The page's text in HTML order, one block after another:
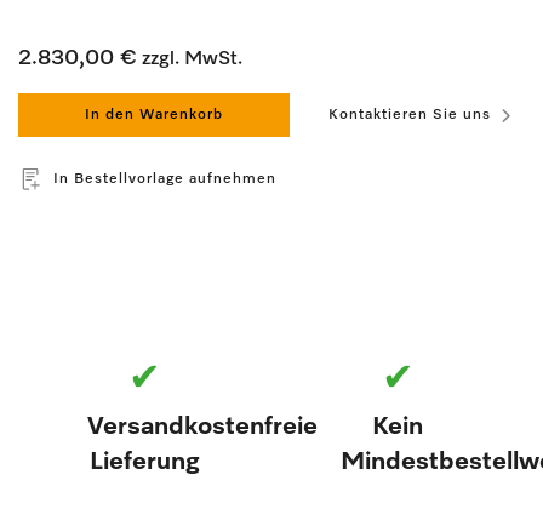
2.830,00 € zzgl. MwSt.
In den Warenkorb Kontaktieren Sie uns
In Bestellvorlage aufnehmen
✔
Versandkostenfreie
Lieferung
✔
Kein